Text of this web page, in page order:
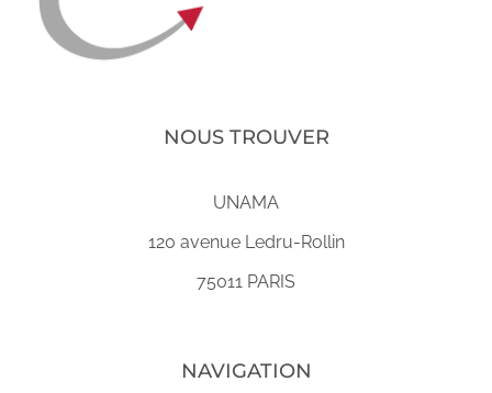
NOUS TROUVER
UNAMA
120 avenue Ledru-Rollin
75011 PARIS
NAVIGATION